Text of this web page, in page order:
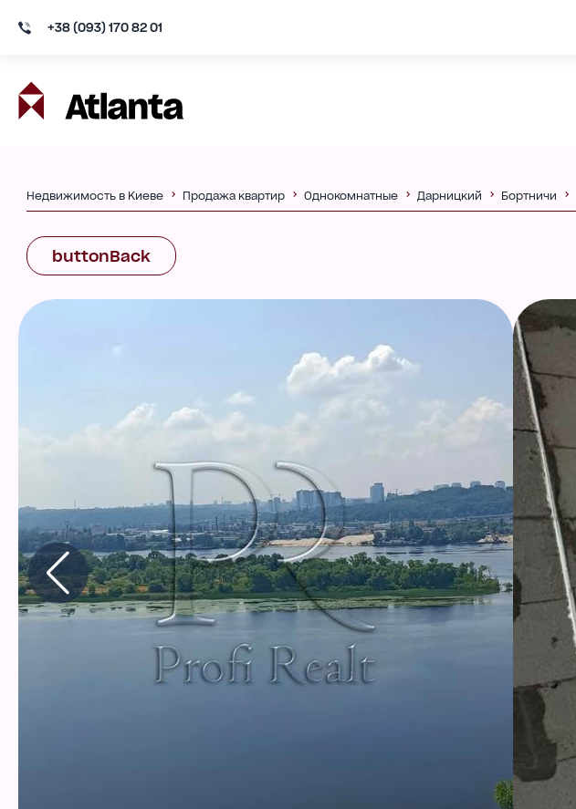
+38 (093) 170 82 01
Недвижимость в Киеве Продажа квартир Однокомнатные Дарницкий Бортничи
buttonBack